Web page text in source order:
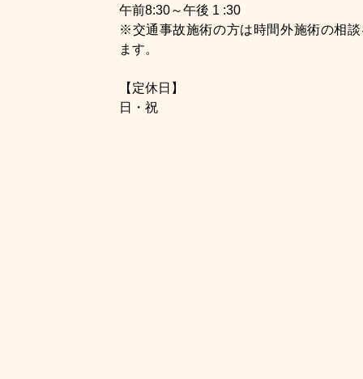
午前8:30～午後 1 :30
※交通事故施術の方は時間外施術の相
ます。
【定休日】
日・祝